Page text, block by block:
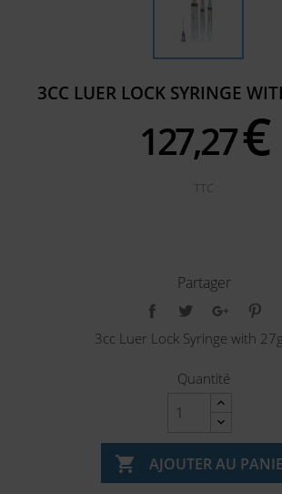
3CC LUER LOCK SYRINGE
127,27€
TTC
Partager
3cc Luer Lock Syringe with
Quantité
 AJOUTER AU